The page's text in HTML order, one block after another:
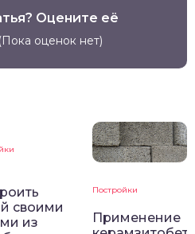
Оцените её
(Пока оценок нет)
своими
из
Постройки
Применение